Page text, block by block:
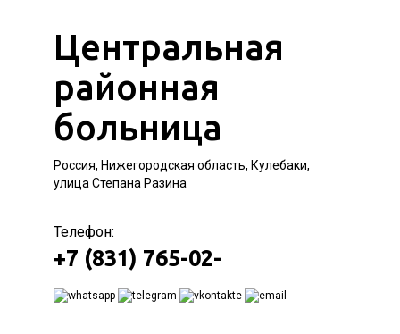
Центральная
районная
больница
Россия, Нижегородская область, Кулебаки,
улица Степана Разина
Телефон:
+7 (831) 765-02-